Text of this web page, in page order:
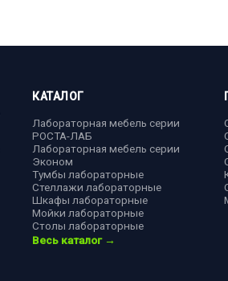
КАТАЛОГ
Лабораторная мебель серии
РОСТА-ЛАБ
Лабораторная мебель серии
Эконом
Тумбы лабораторные
Стеллажи лабораторные
Шкафы лабораторные
Мойки лабораторные
Столы лабораторные
Весь каталог →